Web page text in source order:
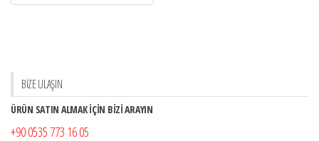
BİZE ULAŞIN
ÜRÜN SATIN ALMAK İÇİN BİZİ ARAYIN
+90 0535 773 16 05